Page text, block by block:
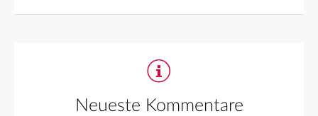
Neueste Kommentare